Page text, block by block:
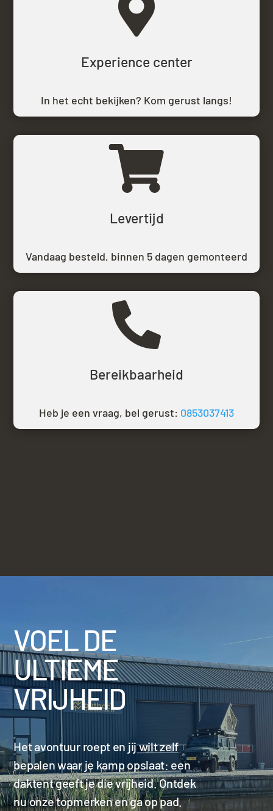

Experience center
In het echt bekijken? Kom gerust langs!

Levertijd
Vandaag besteld, binnen 5 dagen gemonteerd

Bereikbaarheid
Heb je een vraag, bel gerust: 0853037413
VOEL DE
ULTIEME
VRIJHEID
Het avontuur roept en jij wilt zelf
bepalen waar je kamp opslaat: een
daktent geeft je die vrijheid. Ontdek
nu onze topmerken en ga op pad.